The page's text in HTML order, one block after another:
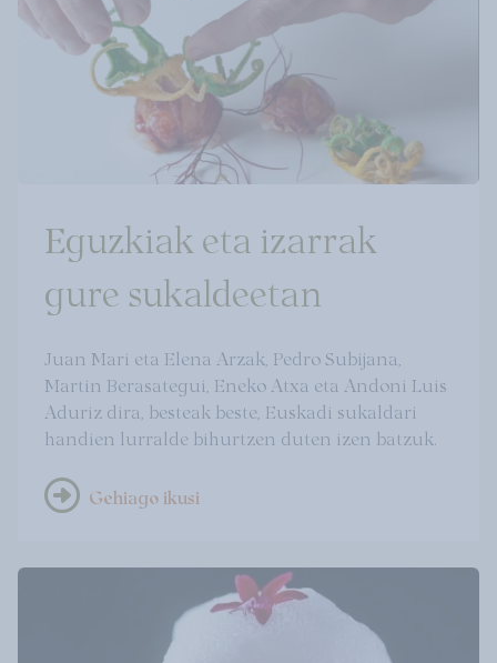
Eguzkiak eta izarrak
gure sukaldeetan
Juan Mari eta Elena Arzak, Pedro Subijana,
Martin Berasategui, Eneko Atxa eta Andoni Luis
Aduriz dira, besteak beste, Euskadi sukaldari
handien lurralde bihurtzen duten izen batzuk.
Gehiago ikusi